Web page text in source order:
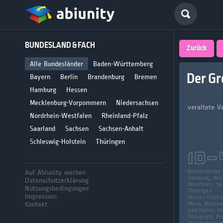
BUNDESLAND & FACH
Alle Bundesländer
Baden-Württemberg
Bayern
Berlin Brandenburg
Bremen
Hamburg
Hessen
Mecklenburg-Vorpommern
Niedersachsen
Nordrhein-Westfalen
Rheinland-Pfalz
Saarland
Sachsen
Sachsen-Anhalt
Schleswig-Holstein
Thüringen
Auf Abiunity werben
Datenschutzerklärung
Nutzungsbedingungen
Impressum
Kontakt
größte
für
Zurück
Der
veraltete
ID-
Bundesländer:
Hamburg,
Westfalen,
Thüringen
Fächer:
Musik,
Geschichte,
Pädagogik,